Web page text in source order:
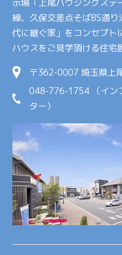
示場「上尾ハウジングステ
線、久保交差点そばBS通
代に継ぐ家」をコンセプト
ハウスをご見学頂ける住宅
〒362-0007 埼玉県上
048-776-1754 （イン
ター）